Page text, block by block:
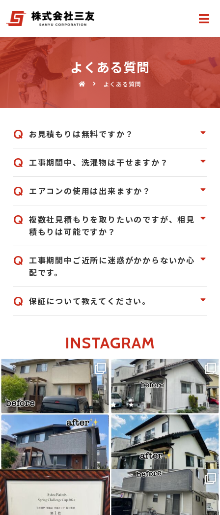
よくある質問
よくある質問
お見積もりは無料ですか？
工事期間中、洗濯物は干せますか？
エアコンの使用は出来ますか？
複数社見積もりを取りたいのですが、相見
積もりは可能ですか？
工事期間中ご近所に迷惑がかからないか心
配です。
保証について教えてください。
INSTAGRAM
こちらは先日完工しました倉敷市
O様邸
外壁屋根塗装施工事例になります
こちらは先日完工しました総社市
K様邸
外壁塗装工事
施工事例になります
...
アステックペイント様より
賞状を頂きました
春季チャレンジカップ2024に
て...
こちらは先日完工しました倉敷市
U様邸
外壁屋根塗装、玄関扉シート貼り
工事の...